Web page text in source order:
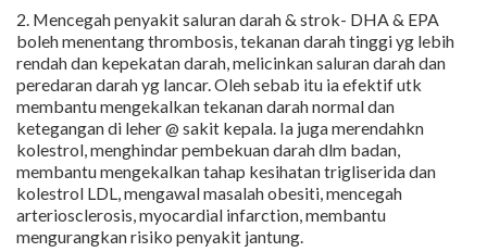
2. Mencegah penyakit saluran darah & strok- DHA & EPA
boleh menentang thrombosis, tekanan darah tinggi yg lebih
rendah dan kepekatan darah, melicinkan saluran darah dan
peredaran darah yg lancar. Oleh sebab itu ia efektif utk
membantu mengekalkan tekanan darah normal dan
ketegangan di leher @ sakit kepala. Ia juga merendahkn
kolestrol, menghindar pembekuan darah dlm badan,
membantu mengekalkan tahap kesihatan trigliserida dan
kolestrol LDL, mengawal masalah obesiti, mencegah
arteriosclerosis, myocardial infarction, membantu
mengurangkan risiko penyakit jantung.